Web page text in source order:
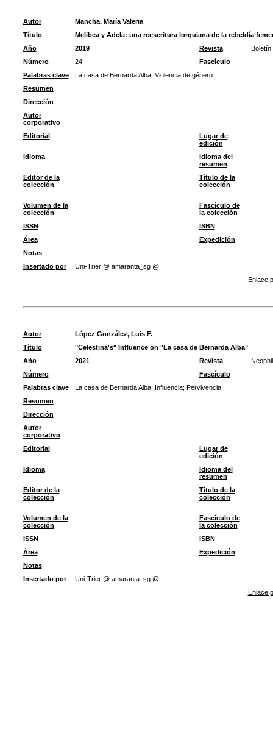
Autor
Mancha, María Valeria
Título
Melibea y Adela: una reescritura lorquiana de la rebeldía
Año
2019 Revista
Boletín
Número
24
Fascículo
Palabras clave
La casa de Bernarda Alba; Violencia de género
Resumen
Dirección
Autor
corporativo
Editorial
Lugar de
edición
Idioma
Idioma del
resumen
Editor de la
colección
Título de la
colección
Volumen de la
colección
Fascículo de
la colección
ISSN
ISBN
Área
Expedición
Notas
Insertado por
Uni-Trier @ amaranta_sg @
Enlace
Autor
López González, Luis F.
Título
"Celestina's" Influence on "La casa de Bernarda Alba"
Año
2021 Revista
Número
Fascículo
Palabras clave
La casa de Bernarda Alba; Influencia; Pervivencia
Resumen
Dirección
Autor
corporativo
Editorial
Lugar de
edición
Idioma
Idioma del
resumen
Editor de la
colección
Título de la
colección
Volumen de la
colección
Fascículo de
la colección
ISSN
ISBN
Área
Expedición
Notas
Insertado por
Uni-Trier @ amaranta_sg @
Enlace